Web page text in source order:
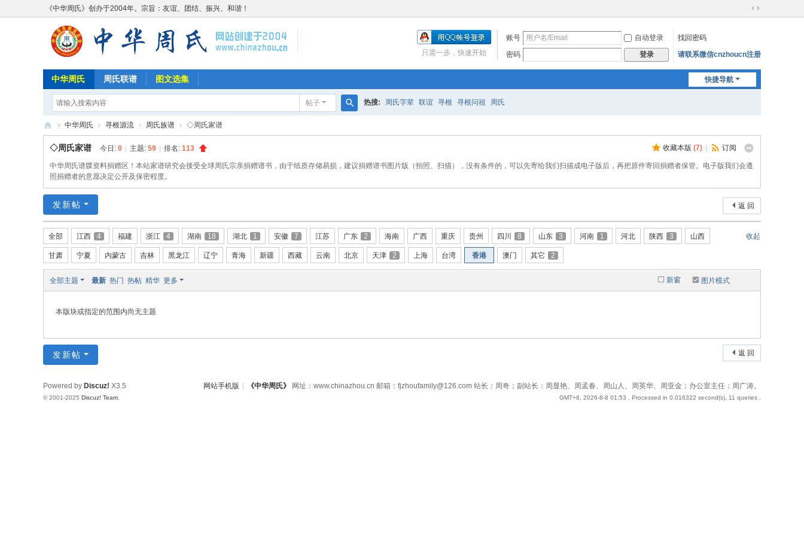
《中华周氏》创办于2004年。宗旨：友谊、团结、振兴、和谐！
切
宽
账号 自动登录
找回密码
密码
登录 请联系微信cnzhoucn注册
只需一步，快速开始
快捷导航
中华周氏 周氏联谱 图文选集
帖子
索
热搜: 周氏字辈 联谊 寻根 寻根问祖 周氏
华
周
氏
》
w
w
w.
u.
cn
宗
» 中华周氏 › 寻根源流 › 周氏族谱 › ◇周氏家谱
收藏本版 (7) 订阅
◇周氏家谱 今日: 0 主题: 59 排名: 113
中华周氏谱牒资料捐赠区！本站家谱研究会接受全球周氏宗亲捐赠谱书，由于纸质存储易损，建议捐赠谱书图片版（拍照、扫描），没有条件的，可以先寄给我们扫描成电子版后，再把原件寄回捐赠者保管。电子版我们会遵
照捐赠者的意愿决定公开及保密程度。
返 回
发新帖
收起
全部 江西 4 福建 浙江 4 湖南 18 湖北 1 安徽 7 江苏 广东 2 海南 广西 重庆 贵州 四川 8 山东 3 河南 1 河北 陕西 3 山西
甘肃 宁夏 内蒙古 吉林 黑龙江 辽宁 青海 新疆 西藏 云南 北京 天津 2 上海 台湾 香港 澳门 其它 2
新窗
全部主题 最新 热门 热帖 精华 更多 图片模式
本版块或指定的范围内尚无主题
返 回
发新帖
网站手机版 《中华周氏》 网址：www.chinazhou.cn 邮箱：fjzhoufamily@126.com 站长：周奇；副站长：周显艳、周孟春、周山人、周英华、周亚金；办公室主任：周广涛。
GMT+8, 2026-8-8 01:53 , Processed in 0.016322 second(s), 11 queries .
Powered by Discuz! X3.5
© 2001-2025 Discuz! Team